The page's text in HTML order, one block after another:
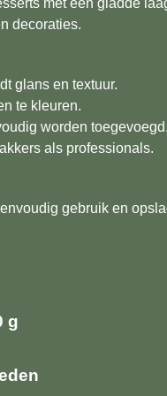
decoraties.
glans en textuur.
te kleuren.
worden toegevoegd.
als professionals.
gebruik en
g